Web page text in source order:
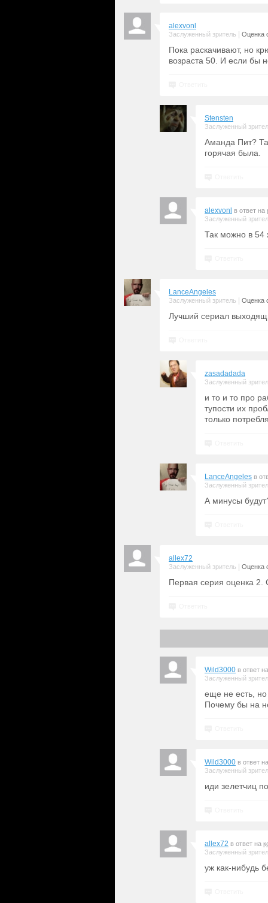
alexvonl
Заслуженный зритель Оценка
Пока раскачивают, но
возраста 50. И если бы
Stensten
Заслуженный
Аманда Пит?
горячая была.
alexvonl в ответ на
Заслуженный
Так можно в 54
LanceAngeles
Заслуженный зритель Оценка
Лучший сериал
zasadadada
Заслуженный
и то и то про
тупости их
только
LanceAngeles в
Заслуженный
А минусы
allex72
Заслуженный зритель Оценка
Первая серия оценка 2.
Wild3000 в ответ на
Заслуженный
еще не есть, но
Почему бы на
Wild3000 в ответ на
Заслуженный
иди зелетчиц
allex72 в ответ на
Заслуженный
уж как-нибудь